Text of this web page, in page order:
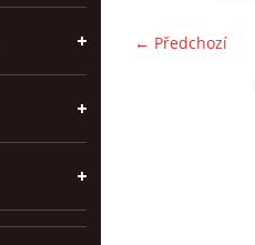
← Předchozí